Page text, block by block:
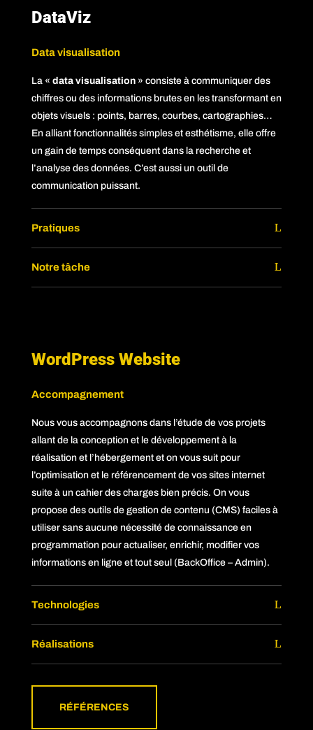
DataViz
Data visualisation
La « data visualisation» consiste à communiquer des
chiffres ou des informations brutes en les transformant en
objets visuels : points, barres, courbes, cartographies…
En alliant fonctionnalités simples et esthétisme, elle offre
un gain de temps conséquent dans la recherche et
l’analyse des données. C’est aussi un outil de
communication puissant.
Pratiques
Notre tâche
WordPress Website
Accompagnement
Nous vous accompagnons dans l’étude de vos projets
allant de la conception et le développement à la
réalisation et l’hébergement et on vous suit pour
l’optimisation et le référencement de vos sites internet
suite à un cahier des charges bien précis. On vous
propose des outils de gestion de contenu (CMS) faciles à
utiliser sans aucune nécessité de connaissance en
programmation pour actualiser, enrichir, modifier vos
informations en ligne et tout seul (BackOffice – Admin).
Technologies
Réalisations
RÉFÉRENCES